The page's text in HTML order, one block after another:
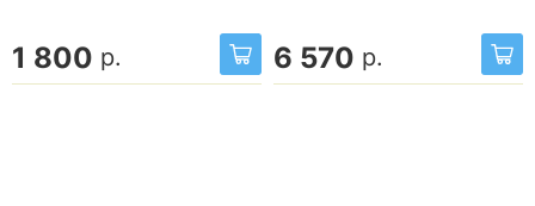
1 800 р. 6 570 р.